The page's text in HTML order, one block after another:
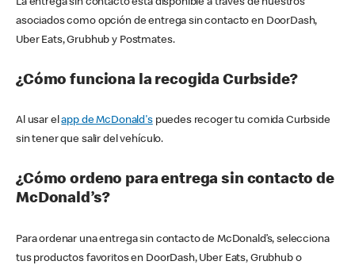
La entrega sin contacto está disponible a través de nuestros
asociados como opción de entrega sin contacto en DoorDash,
Uber Eats, Grubhub y Postmates.
¿Cómo funciona la recogida Curbside?
Al usar elapp de McDonald'spuedes recoger tu comida Curbside
sin tener que salir del vehículo.
¿Cómo ordeno para entrega sin contacto de
McDonald’s?
Para ordenar una entrega sin contacto de McDonald’s, selecciona
tus productos favoritos en DoorDash, Uber Eats, Grubhub o